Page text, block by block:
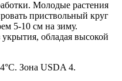
Молодые растения
приствольный круг
5-10 см на зиму.
обладая высокой
Зона USDA 4.